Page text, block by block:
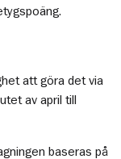
att göra det via
av april till
baseras på